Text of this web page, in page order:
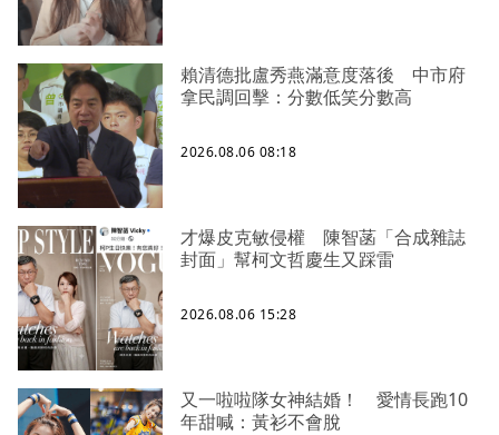
賴清德批盧秀燕滿意度落後 中市府
拿民調回擊：分數低笑分數高
2026.08.06 08:18
才爆皮克敏侵權 陳智菡「合成雜誌
封面」幫柯文哲慶生又踩雷
2026.08.06 15:28
又一啦啦隊女神結婚！ 愛情長跑10
年甜喊：黃衫不會脫